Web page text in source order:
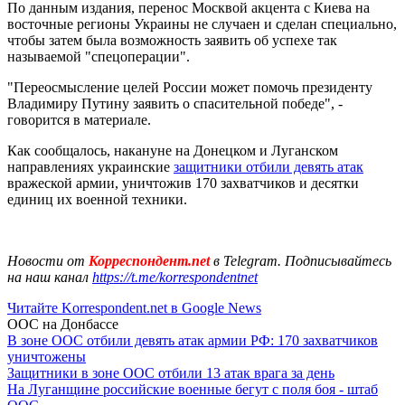
По данным издания, перенос Москвой акцента с Киева на
восточные регионы Украины не случаен и сделан специально,
чтобы затем была возможность заявить об успехе так
называемой "спецоперации".
"Переосмысление целей России может помочь президенту
Владимиру Путину заявить о спасительной победе", -
говорится в материале.
Как сообщалось, накануне на Донецком и Луганском
направлениях украинские защитники отбили девять атак
вражеской армии, уничтожив 170 захватчиков и десятки
единиц их военной техники.
Новости от Корреспондент.netв Telegram. Подписывайтесь
на наш канал https://t.me/korrespondentnet
Читайте Korrespondent.net в Google News
ООС на Донбассе
В зоне ООС отбили девять атак армии РФ: 170 захватчиков
уничтожены
Защитники в зоне ООС отбили 13 атак врага за день
На Луганщине российские военные бегут с поля боя - штаб